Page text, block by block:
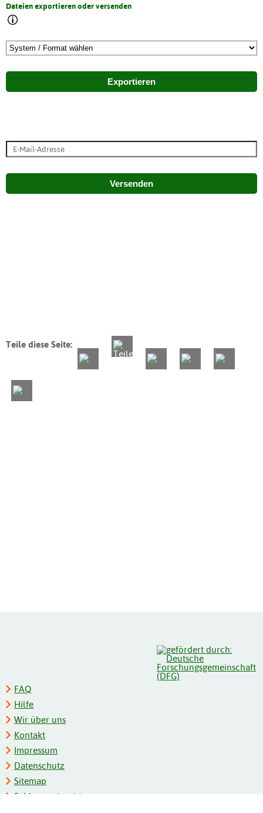
Dateien exportieren oder versenden
Exportieren
Versenden
Teile diese Seite:
FAQ
Hilfe
Wir über uns
Kontakt
Impressum
Datenschutz
Sitemap
Schlagwortregister